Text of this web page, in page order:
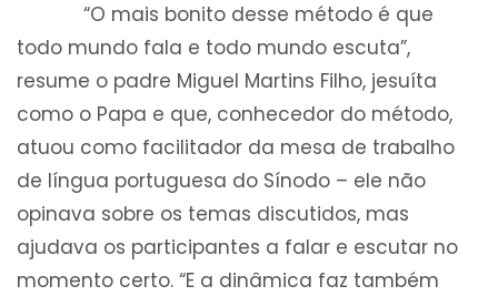
“O mais bonito desse método é que
todo mundo fala e todo mundo escuta”,
resume o padre Miguel Martins Filho, jesuíta
como o Papa e que, conhecedor do método,
atuou como facilitador da mesa de trabalho
de língua portuguesa do Sínodo – ele não
opinava sobre os temas discutidos, mas
ajudava os participantes a falar e escutar no
momento certo. “E a dinâmica faz também